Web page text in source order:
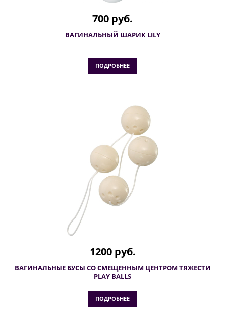
700 руб.
ВАГИНАЛЬНЫЙ ШАРИК LILY
ПОДРОБНЕЕ
1200 руб.
ВАГИНАЛЬНЫЕ БУСЫ СО СМЕЩЕННЫМ ЦЕНТРОМ ТЯЖЕСТИ
PLAY BALLS
ПОДРОБНЕЕ